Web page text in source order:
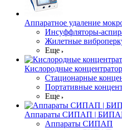
Аппаратное удаление
Инсуффляторы-
Жилетные
Еще
Кислородные
Стационарные
Портативные
Еще
Аппараты СИПАП |
Аппараты СИПАП